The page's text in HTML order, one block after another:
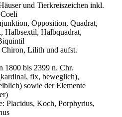
und Tierkreiszeichen inkl.
Opposition, Quadrat,
Halbsextil, Halbquadrat,
Lilith und aufst.
1800 bis 2399 n. Chr.
fix, beweglich),
sowie der Elemente
Placidus, Koch, Porphyrius,